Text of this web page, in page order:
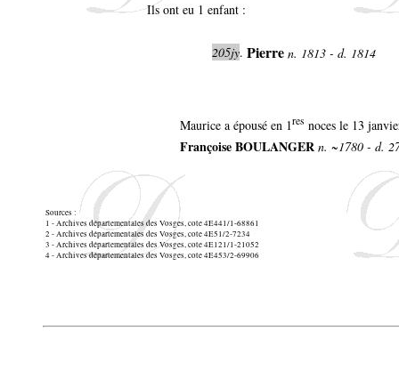
Ils ont eu 1 enfant :
205jy. Pierre n. 1813 - d. 1814
Maurice a épousé en 1res noces le 13
Françoise BOULANGER n. ~1780 - d.
Sources :
1 - Archives départementales des Vosges, cote 4E441/1-68861
2 - Archives départementales des Vosges, cote 4E51/2-7234
3 - Archives départementales des Vosges, cote 4E121/1-21052
4 - Archives départementales des Vosges, cote 4E453/2-69906